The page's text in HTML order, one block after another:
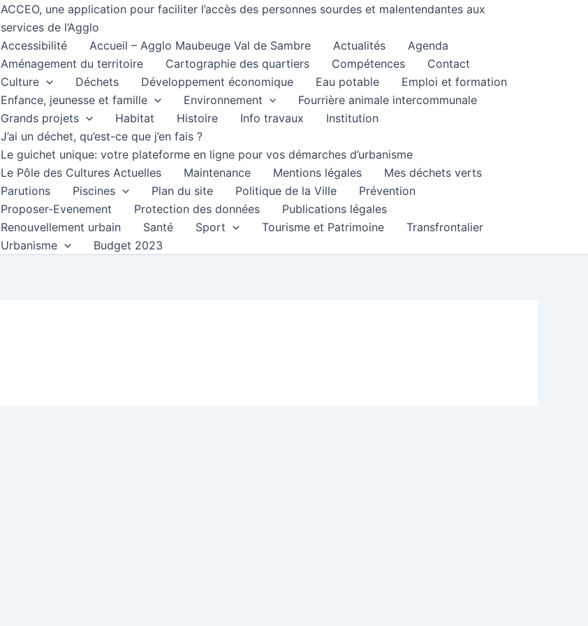
ACCEO, une application pour faciliter l’accès des personnes sourdes et malentendantes aux
services de l’Agglo
Accessibilité
Accueil – Agglo Maubeuge Val de Sambre Actualités
Agenda
Aménagement du territoire
Cartographie des quartiers Compétences
Contact
Culture
Déchets Développement économique Eau potable
Emploi et formation
Enfance, jeunesse et famille
Environnement
Fourrière animale intercommunale
Grands projets
Habitat Histoire Info travaux
Institution
J’ai un déchet, qu’est-ce que j’en fais ?
Le guichet unique: votre plateforme en ligne pour vos démarches d’urbanisme
Le Pôle des Cultures Actuelles
Maintenance Mentions légales
Mes déchets verts
Parutions
Piscines Plan du site Politique de la Ville
Prévention
Proposer-Evenement
Protection des données
Publications légales
Renouvellement urbain
Santé Sport Tourisme et Patrimoine
Transfrontalier
Urbanisme
Budget 2023